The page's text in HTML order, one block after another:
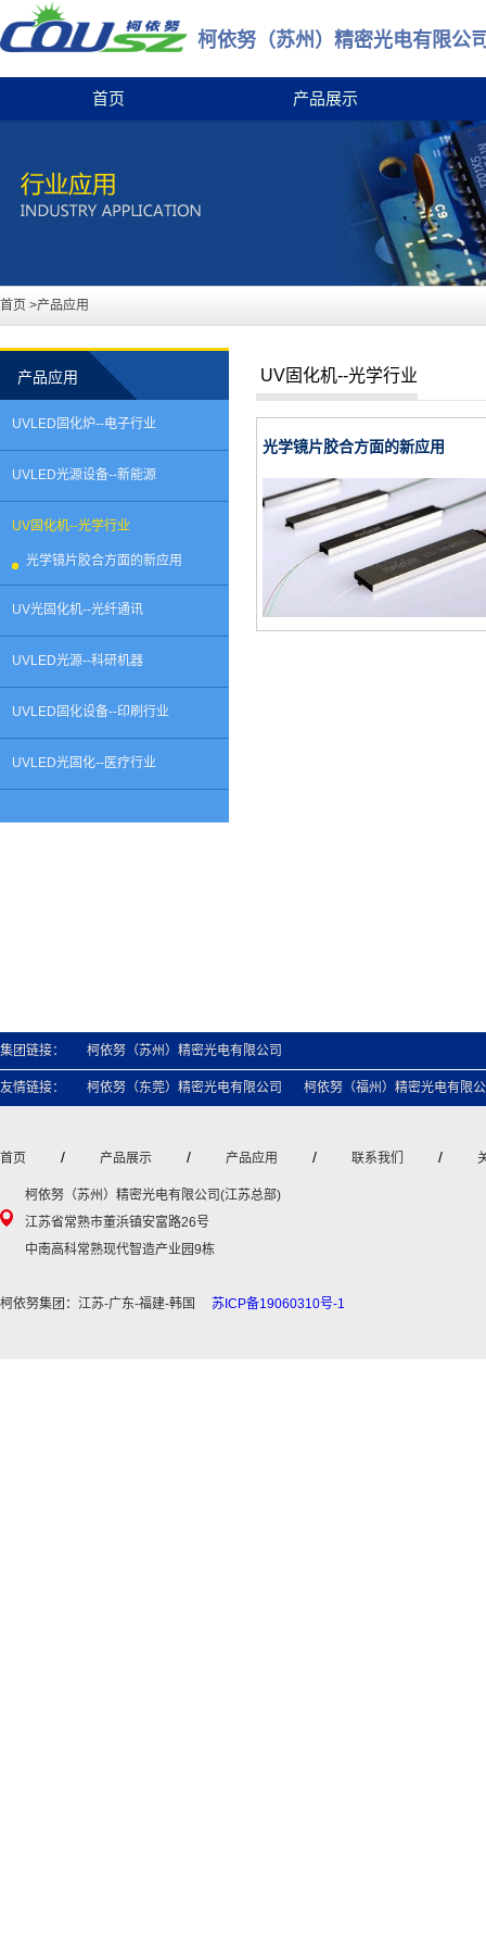
柯依努（苏州）精密光电有限公
首页 产品展示
首页 >产品应用
产品应用
UVLED固化炉--电子行业
UVLED光源设备--新能源
UV固化机--光学行业
光学镜片胶合方面的新应用
UV光固化机--光纤通讯
UVLED光源--科研机器
UVLED固化设备--印刷行业
UVLED光固化--医疗行业
UV固化机--光学行业
光学镜片胶合方面的新应用
集团链接： 柯依努（苏州）精密光电有限公司
友情链接： 柯依努（东莞）精密光电有限公司 柯依努（福州）精密光电有限
首页 / 产品展示 / 产品应用 / 联系我们 /
柯依努（苏州）精密光电有限公司(江苏总部)
江苏省常熟市董浜镇安富路26号
中南高科常熟现代智造产业园9栋
柯依努集团：江苏-广东-福建-韩国 苏ICP备19060310号-1